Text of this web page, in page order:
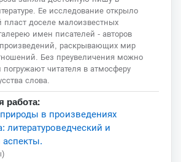
Ее исследование открыло
доселе малоизвестных
имен писателей - авторов
раскрывающих мир
Без преувеличения можно
погружают читателя в атмосферу
слова.
работа:
в произведениях
литературоведческий и
аспекты.